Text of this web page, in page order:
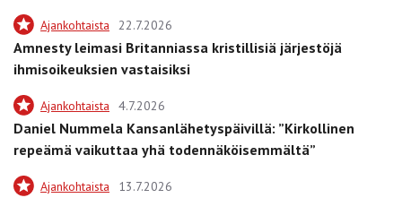
Ajankohtaista 22.7.2026
Amnesty leimasi Britanniassa kristillisiä järjestöjä
ihmisoikeuksien vastaisiksi
Ajankohtaista 4.7.2026
Daniel Nummela Kansanlähetyspäivillä: ”Kirkollinen
repeämä vaikuttaa yhä todennäköisemmältä”
Ajankohtaista 13.7.2026